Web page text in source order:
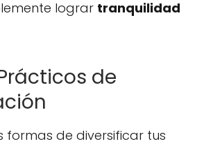
lograr tranquilidad
de
formas de diversificar tus